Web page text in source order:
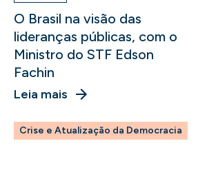
O Brasil na visão das
lideranças públicas, com o
Ministro do STF Edson
Fachin
Leia mais
Crise e Atualização da Democracia